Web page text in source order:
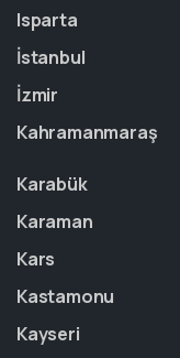
Isparta
İstanbul
İzmir
Kahramanmaraş
Karabük
Karaman
Kars
Kastamonu
Kayseri